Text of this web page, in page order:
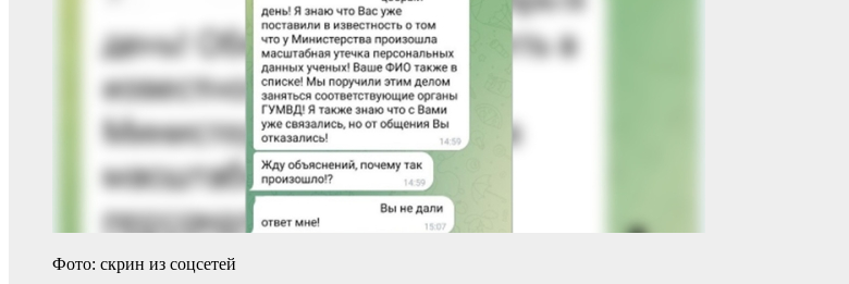
Фото: скрин из соцсетей